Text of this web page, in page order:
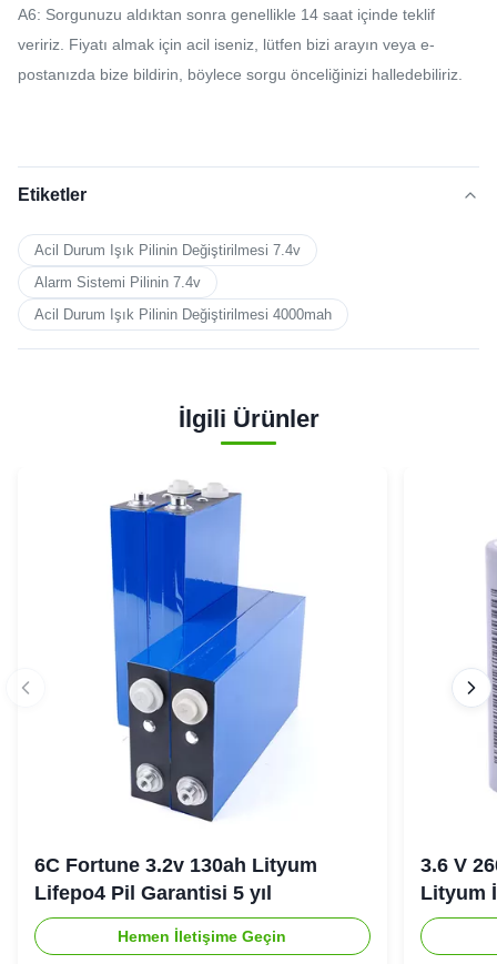
A6: Sorgunuzu aldıktan sonra genellikle 14 saat içinde teklif
veririz. Fiyatı almak için acil iseniz, lütfen bizi arayın veya e-
postanızda bize bildirin, böylece sorgu önceliğinizi halledebiliriz.
Etiketler
Acil Durum Işık Pilinin Değiştirilmesi 7.4v
Alarm Sistemi Pilinin 7.4v
Acil Durum Işık Pilinin Değiştirilmesi 4000mah
İlgili Ürünler
6C Fortune 3.2v 130ah Lityum
Lifepo4 Pil Garantisi 5 yıl
Hemen İletişime Geçin
3.6 V
Lityum